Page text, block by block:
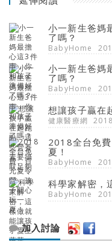
小一新生爸媽
了嗎？
BabyHome
小一新生爸媽
了嗎？
BabyHome
想讓孩子贏在
健康醫療網
2018全台免
夏！
BabyHome
科學家解密，
BabyHome
加入討論